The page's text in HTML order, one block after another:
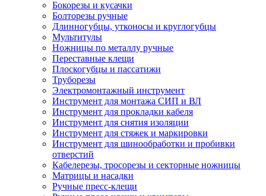
Бокорезы и кусачки
Болторезы ручные
Длинногубцы, утконосы и круглогубцы
Мультитулы
Ножницы по металлу ручные
Переставные клещи
Плоскогубцы и пассатижи
Труборезы
Электромонтажный инструмент
Инструмент для монтажа СИП и ВЛ
Инструмент для прокладки кабеля
Инструмент для снятия изоляции
Инструмент для стяжек и маркировки
Инструмент для шинообработки и пробивки
отверстий
Кабелерезы, тросорезы и секторные ножницы
Матрицы и насадки
Ручные пресс-клещи